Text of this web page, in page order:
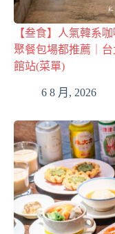
【叁食】人氣韓系
聚餐包場都推薦｜
館站(菜單)
6 8 月, 2026